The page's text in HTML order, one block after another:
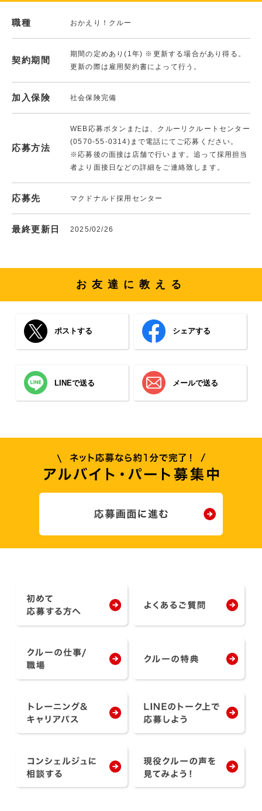
職種 おかえり！クルー
契約期間
期間の定めあり(1年) ※更新する場合があり得る。
更新の際は雇用契約書によって行う。
加入保険 社会保険完備
応募方法
WEB応募ボタンまたは、クルーリクルートセンター
(0570-55-0314)まで電話にてご応募ください。
※応募後の面接は店舗で行います。追って採用担当
者より面接日などの詳細をご連絡致します。
応募先 マクドナルド採用センター
最終更新日 2025/02/26
お友達に教える
ポストする シェアする
LINEで送る メールで送る